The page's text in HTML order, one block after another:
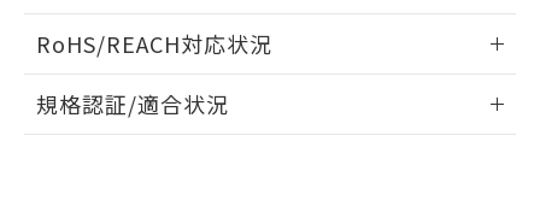
ドすることができます。
ログイン/会員登録
RoHS/REACH対応状況
EU RoHS 注意事項・凡例
規格認証/適合状況
物質の対応では、対応完了までの期間は出
荷製品に未対応品が混在することから備考
欄に対応日を記載しておりました。
既に当社にて対応品への在庫切替を完了